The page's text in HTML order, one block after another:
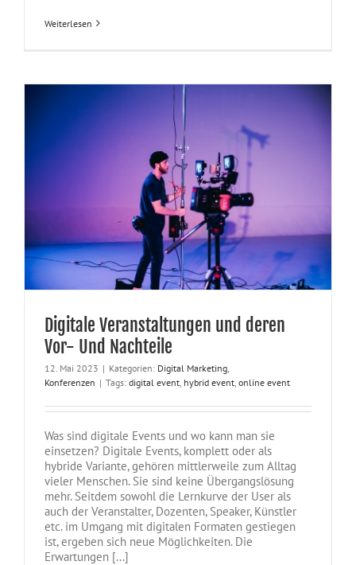
Weiterlesen
Digitale Veranstaltungen und deren
Vor- Und Nachteile
12. Mai 2023 | Kategorien: Digital Marketing
Konferenzen | Tags: digital event hybrid event online event
Was sind digitale Events und wo kann man sie
einsetzen? Digitale Events, komplett oder als
hybride Variante, gehören mittlerweile zum Alltag
vieler Menschen. Sie sind keine Übergangslösung
mehr. Seitdem sowohl die Lernkurve der User als
auch der Veranstalter, Dozenten, Speaker, Künstler
etc. im Umgang mit digitalen Formaten gestiegen
ist, ergeben sich neue Möglichkeiten. Die
Erwartungen [...]